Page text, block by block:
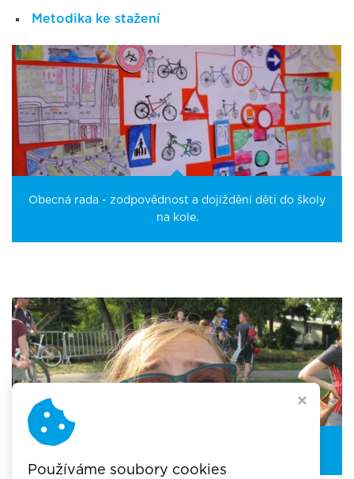
Metodika ke stažení
Obecná rada - zodpovědnost a dojíždění děti do školy
na kole.
Používáme soubory cookies